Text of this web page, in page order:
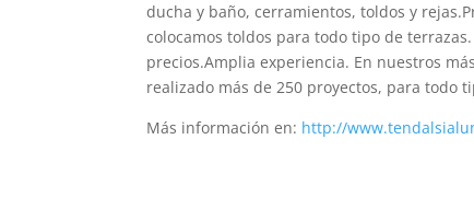
ducha y baño, cerramientos, toldos y
colocamos toldos para todo tipo de
precios.Amplia experiencia. En nuestros
realizado más de 250 proyectos, para todo
Más información en: http://